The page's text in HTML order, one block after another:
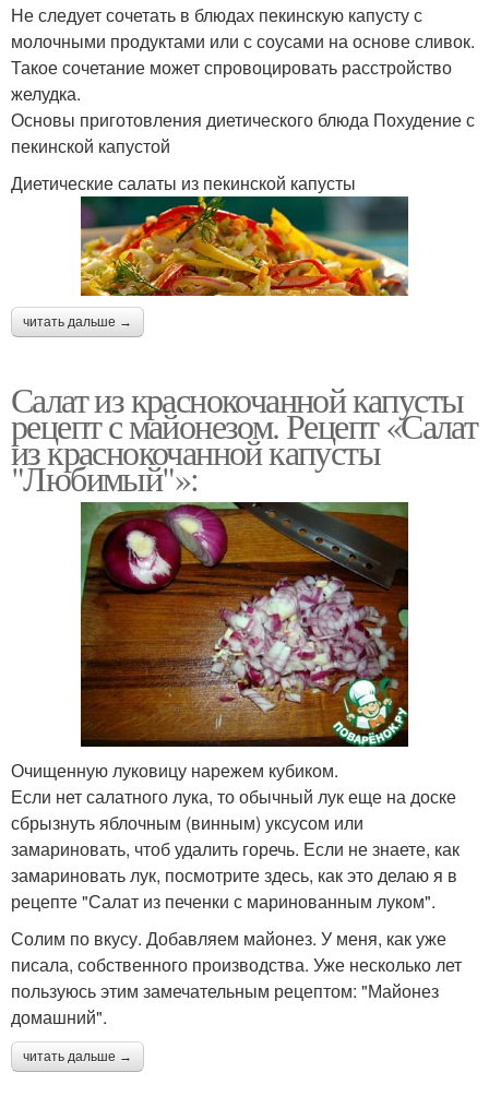
Не следует сочетать в блюдах пекинскую капусту с
молочными продуктами или с соусами на основе сливок.
Такое сочетание может спровоцировать расстройство
желудка.
Основы приготовления диетического блюда Похудение с
пекинской капустой
Диетические салаты из пекинской капусты
читать дальше →
Салат из краснокочанной капусты
рецепт с майонезом. Рецепт «Салат
из краснокочанной капусты
"Любимый"»:
Очищенную луковицу нарежем кубиком.
Если нет салатного лука, то обычный лук еще на доске
сбрызнуть яблочным (винным) уксусом или
замариновать, чтоб удалить горечь. Если не знаете, как
замариновать лук, посмотрите здесь, как это делаю я в
рецепте "Салат из печенки с маринованным луком".
Солим по вкусу. Добавляем майонез. У меня, как уже
писала, собственного производства. Уже несколько лет
пользуюсь этим замечательным рецептом: "Майонез
домашний".
читать дальше →